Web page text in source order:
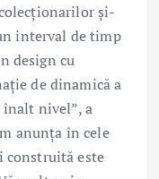
şi-
interval de timp
design cu
de dinamică a
înalt nivel”, a
anunţa în cele
construită este